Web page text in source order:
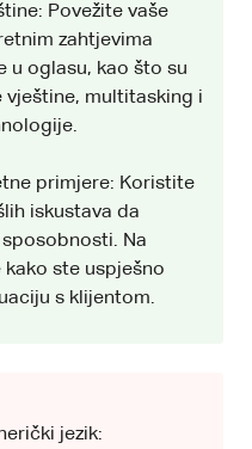
Povežite vaše
zahtjevima
u oglasu, kao što su
vještine, multitasking i
primjere: Koristite
iskustava da
Na
ste uspješno
s klijentom.
jezik: